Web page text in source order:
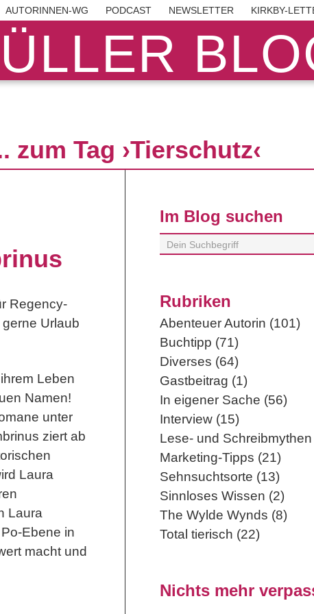
AUTORINNEN-WG PODCAST NEWSLETTER KIRKBY-
zum Tag ›Tierschutz‹
Regency-
Urlaub
Leben
Namen!
unter
ziert ab
Laura
Laura
Ebene in
macht und
Im Blog suchen
Rubriken
Abenteuer Autorin (101)
Buchtipp (71)
Diverses (64)
Gastbeitrag (1)
In eigener Sache (56)
Interview (15)
Lese- und
Marketing-Tipps (21)
Sehnsuchtsorte (13)
Sinnloses Wissen (2)
The Wylde Wynds (8)
Total tierisch (22)
Nichts mehr